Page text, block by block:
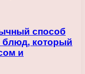
способ
блюд, который
и